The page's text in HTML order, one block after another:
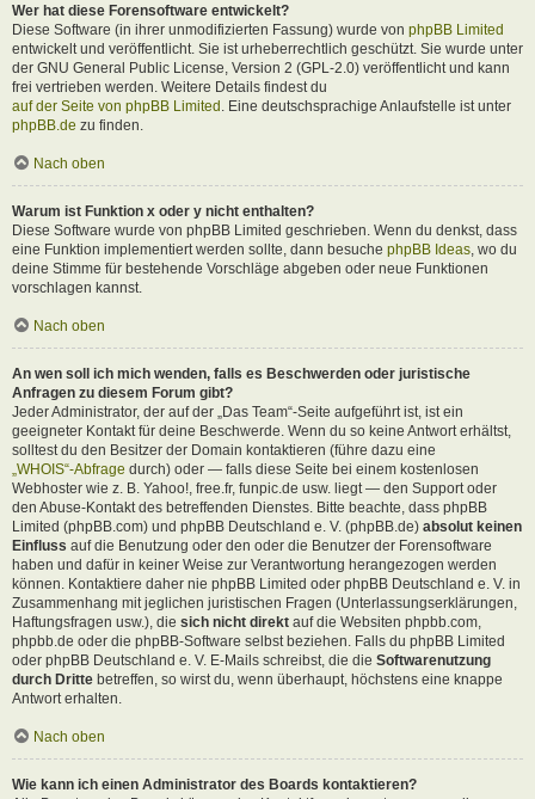
Wer hat diese Forensoftware entwickelt?
Diese Software (in ihrer unmodifizierten Fassung) wurde von phpBB Limited
entwickelt und veröffentlicht. Sie ist urheberrechtlich geschützt. Sie wurde unter
der GNU General Public License, Version 2 (GPL-2.0) veröffentlicht und kann
frei vertrieben werden. Weitere Details findest du
auf der Seite von phpBB Limited . Eine deutschsprachige Anlaufstelle ist unter
phpBB.de zu finden.
Nach oben
Warum ist Funktion x oder y nicht enthalten?
Diese Software wurde von phpBB Limited geschrieben. Wenn du denkst, dass
eine Funktion implementiert werden sollte, dann besuche phpBB Ideas , wo du
deine Stimme für bestehende Vorschläge abgeben oder neue Funktionen
vorschlagen kannst.
Nach oben
An wen soll ich mich wenden, falls es Beschwerden oder juristische
Anfragen zu diesem Forum gibt?
Jeder Administrator, der auf der „Das Team“-Seite aufgeführt ist, ist ein
geeigneter Kontakt für deine Beschwerde. Wenn du so keine Antwort erhältst,
solltest du den Besitzer der Domain kontaktieren (führe dazu eine
„WHOIS“-Abfrage durch) oder — falls diese Seite bei einem kostenlosen
Webhoster wie z. B. Yahoo!, free.fr, funpic.de usw. liegt — den Support oder
den Abuse-Kontakt des betreffenden Dienstes. Bitte beachte, dass phpBB
Limited (phpBB.com) und phpBB Deutschland e. V. (phpBB.de) absolut keinen
Einfluss auf die Benutzung oder den oder die Benutzer der Forensoftware
haben und dafür in keiner Weise zur Verantwortung herangezogen werden
können. Kontaktiere daher nie phpBB Limited oder phpBB Deutschland e. V. in
Zusammenhang mit jeglichen juristischen Fragen (Unterlassungserklärungen,
Haftungsfragen usw.), die sich nicht direkt auf die Websiten phpbb.com,
phpbb.de oder die phpBB-Software selbst beziehen. Falls du phpBB Limited
oder phpBB Deutschland e. V. E-Mails schreibst, die die Softwarenutzung
durch Dritte betreffen, so wirst du, wenn überhaupt, höchstens eine knappe
Antwort erhalten.
Nach oben
Wie kann ich einen Administrator des Boards kontaktieren?